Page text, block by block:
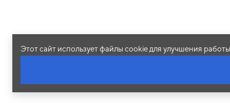
Этот сайт использует файлы cookie для улучшения